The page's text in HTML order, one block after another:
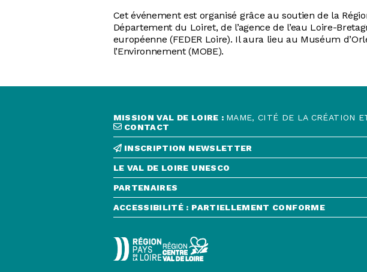
Cet événement est organisé grâce au soutien de la
Département du Loiret, de l’agence de l’eau Loire-
européenne (FEDER Loire). Il aura lieu au Muséum
l’Environnement (MOBE).
MISSION VAL DE LOIRE : MAME, CITÉ DE LA CRÉATION
CONTACT
INSCRIPTION NEWSLETTER
LE VAL DE LOIRE UNESCO
PARTENAIRES
ACCESSIBILITÉ : PARTIELLEMENT CONFORME
CONTACT
LE VAL DE LOIRE UNESCO
PARTENAIRES